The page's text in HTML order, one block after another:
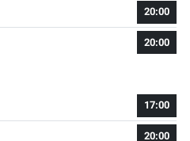
20:00
20:00
17:00
20:00